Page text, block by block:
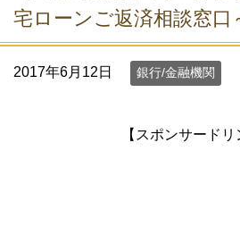
宅ローンご返済相談窓口
2017年6月12日 銀行/金融機関
【スポンサードリ